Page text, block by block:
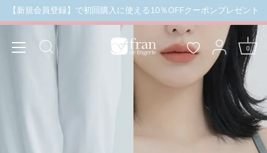
文
除外） ＼3buy20%OFF／ お盆限定セール 8月16日
【新規会員登録】で初回購入に使える10％OFFクーポンプレゼント
0